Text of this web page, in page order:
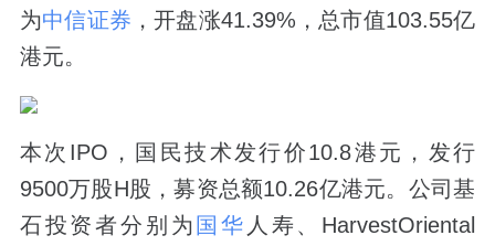
为中信证券 ，开盘涨41.39%，总市值103.55亿
港元。
本次IPO，国民技术发行价10.8港元，发行
9500万股H股，募资总额10.26亿港元。公司基
石投资者分别为 国华 人寿、HarvestOriental